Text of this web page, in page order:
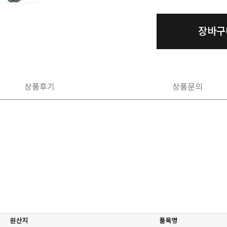
장바구
상품후기 상품문의